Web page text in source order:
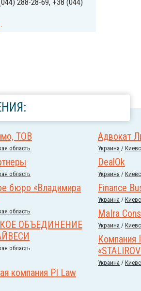
288-28-69, +38 (044)
ТОВ
область
Адвокат
Украина /
область
DealOk
Украина /
бюро «Владимира
область
Finance
Украина /
MaIra
Украина /
ОБЪЕДИНЕНИЕ
область
Компания
Украина /
компания PI Law